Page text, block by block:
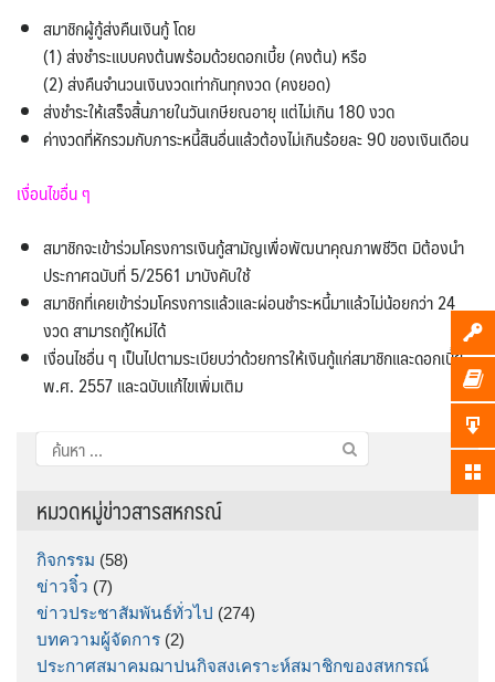
สมาชิกผู้กู้ส่งคืนเงินกู้ โดย
(1) ส่งชำระแบบคงต้นพร้อมด้วยดอกเบี้ย (คงต้น) หรือ
(2) ส่งคืนจำนวนเงินงวดเท่ากันทุกงวด (คงยอด)
ส่งชำระให้เสร็จสิ้นภายในวันเกษียณอายุ แต่ไม่เกิน 180 งวด
ค่างวดที่หักรวมกับภาระหนี้สินอื่นแล้วต้องไม่เกินร้อยละ 90 ของเงินเดือน
เงื่อนไขอื่น ๆ
สมาชิกจะเข้าร่วมโครงการเงินกู้สามัญเพื่อพัฒนาคุณภาพชีวิต มิต้องนำ
ประกาศฉบับที่ 5/2561 มาบังคับใช้
สมาชิกที่เคยเข้าร่วมโครงการแล้วและผ่อนชำระหนี้มาแล้วไม่น้อยกว่า 24
งวด สามารถกู้ใหม่ได้
เงื่อนไชอื่น ๆ เป็นไปตามระเบียบว่าด้วยการให้เงินกู้แก่สมาชิกและดอกเบี้ย
พ.ศ. 2557 และฉบับแก้ไขเพิ่มเติม
ค้นหา
สำหรับ:
หมวดหมู่ข่าวสารสหกรณ์
กิจกรรม (58)
ข่าวจิ๋ว (7)
ข่าวประชาสัมพันธ์ทั่วไป (274)
บทความผู้จัดการ (2)
ประกาศสมาคมฌาปนกิจสงเคราะห์สมาชิกของสหกรณ์